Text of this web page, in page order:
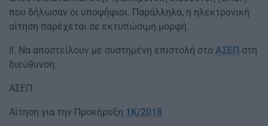
που δήλωσαν οι υποψήφιοι. Παράλληλα, η ηλεκτρονική
αίτηση παρέχεται σε εκτυπώσιμη μορφή.
ΙΙ. Να αποστείλουν με συστημένη επιστολή στο ΑΣΕΠ στη
διεύθυνση:
ΑΣΕΠ
Αίτηση για την Προκήρυξη 1Κ/2018